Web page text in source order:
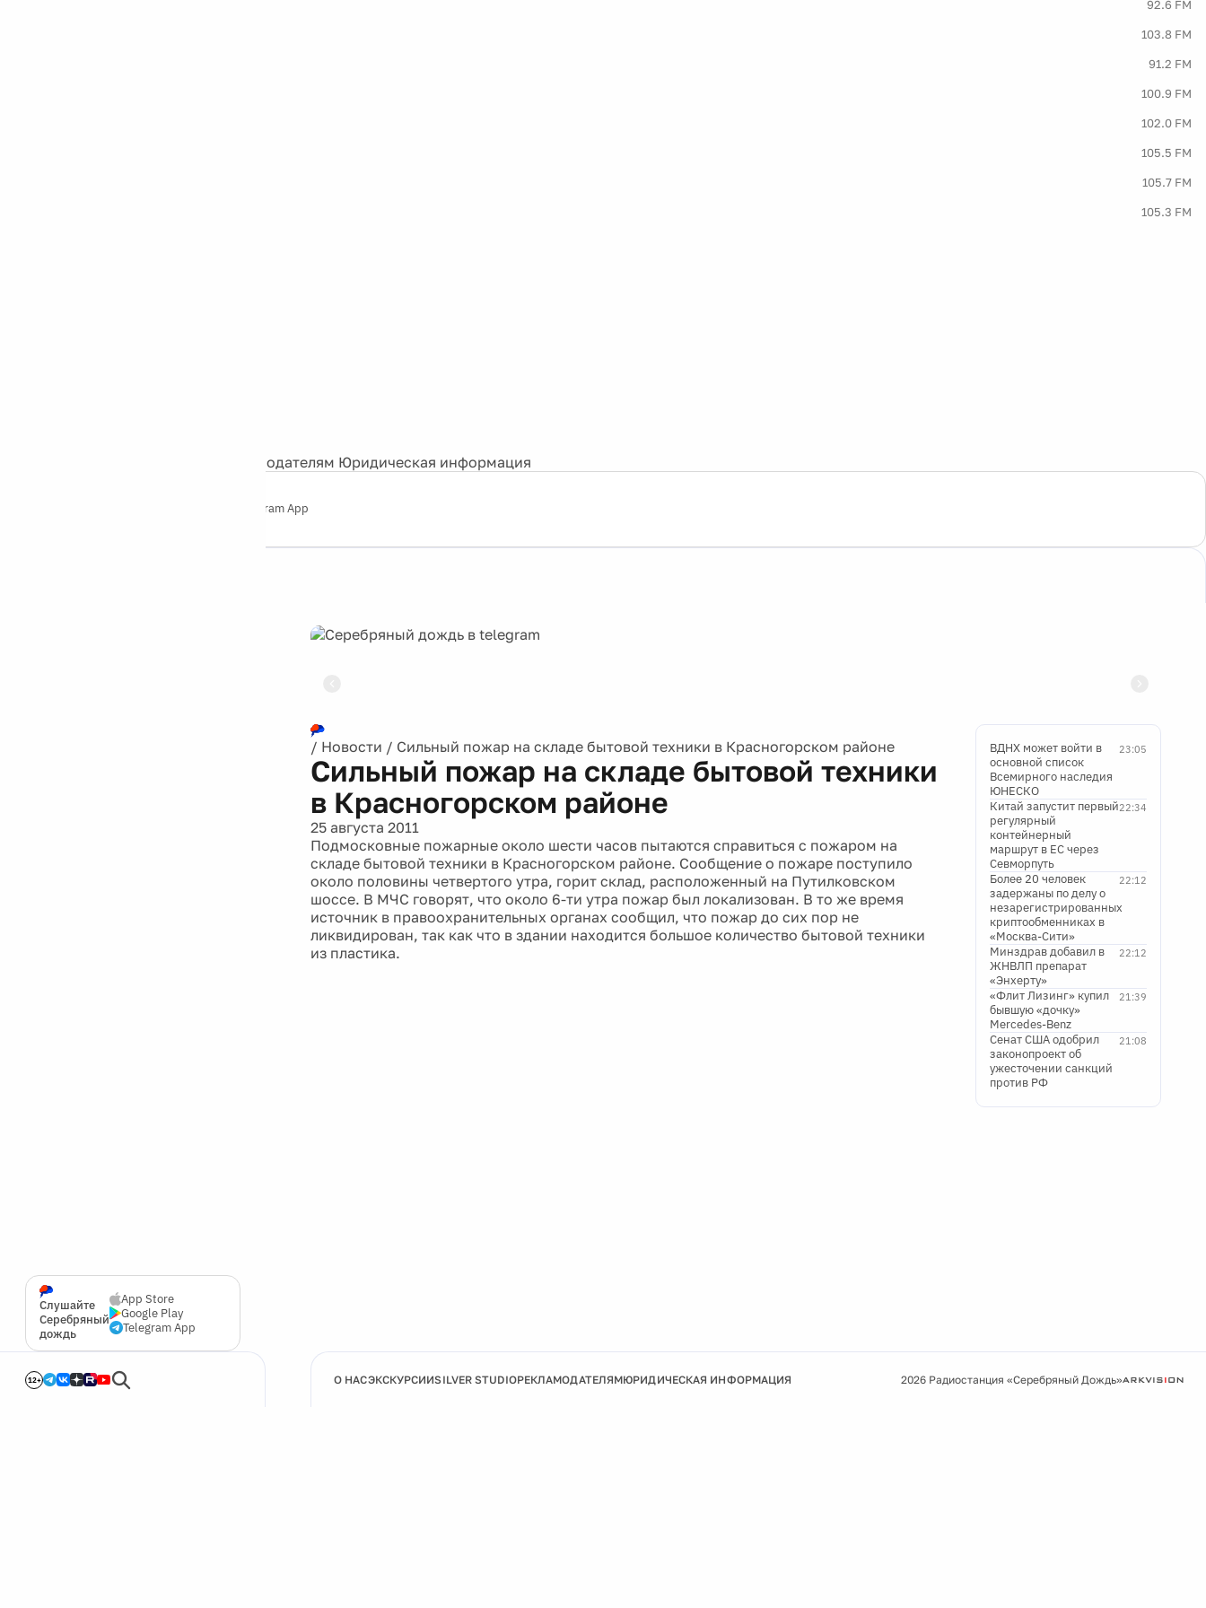
92.6 FM
103.8 FM
91.2 FM
100.9 FM
102.0 FM
105.5 FM
105.7 FM
105.3 FM
Рекламодателям Юридическая информация
Telegram App
Слушайте
Серебряный
дождь
App Store
Google Play
Telegram App
12+
/ Новости / Сильный пожар на складе бытовой техники в Красногорском районе
Сильный пожар на складе бытовой техники
в Красногорском районе
25 августа 2011
Подмосковные пожарные около шести часов пытаются справиться с пожаром на
складе бытовой техники в Красногорском районе. Сообщение о пожаре поступило
около половины четвертого утра, горит склад, расположенный на Путилковском
шоссе. В МЧС говорят, что около 6-ти утра пожар был локализован. В то же время
источник в правоохранительных органах сообщил, что пожар до сих пор не
ликвидирован, так как что в здании находится большое количество бытовой техники
из пластика.
23:05
ВДНХ может войти в
основной список
Всемирного наследия
ЮНЕСКО
22:34
Китай запустит первый
регулярный
контейнерный
маршрут в ЕС через
Севморпуть
22:12
Более 20 человек
задержаны по делу о
незарегистрированных
криптообменниках в
«Москва-Сити»
22:12
Минздрав добавил в
ЖНВЛП препарат
«Энхерту»
21:39
«Флит Лизинг» купил
бывшую «дочку»
Mercedes-Benz
21:08
Сенат США одобрил
законопроект об
ужесточении санкций
против РФ
О НАСЭКСКУРСИИSILVER STUDIOРЕКЛАМОДАТЕЛЯМЮРИДИЧЕСКАЯ ИНФОРМАЦИЯ 2026 Радиостанция «Серебряный Дождь»